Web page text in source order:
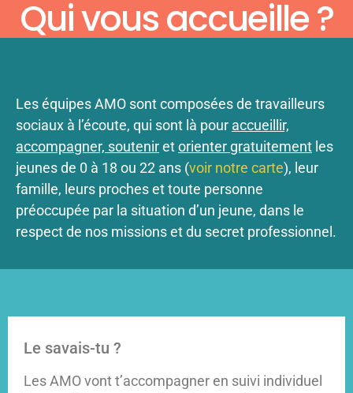
Qui vous accueille ?
Les équipes AMO sont composées de travailleurs
sociaux à l’écoute, qui sont là pour accueillir,
accompagner, souteniretorienter gratuitement les
jeunes de 0 à 18 ou 22 ans (voir notre carte), leur
famille, leurs proches et toute personne
préoccupée par la situation d’un jeune, dans le
respect de nos missions et du secret professionnel.
Le savais-tu ?
Les AMO vont t’accompagner en suivi individuel